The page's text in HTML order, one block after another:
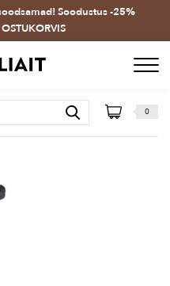
Soodustus -25%
0